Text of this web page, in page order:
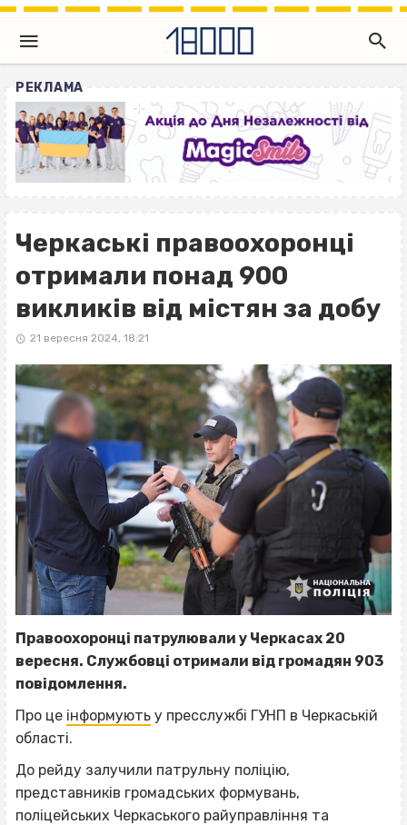
РЕКЛАМА
Черкаські правоохоронці
отримали понад 900
викликів від містян за добу
21 вересня 2024, 18:21
Правоохоронці патрулювали у Черкасах 20
вересня. Службовці отримали від громадян 903
повідомлення.
Про це інформують у пресслужбі ГУНП в Черкаській
області.
До рейду залучили патрульну поліцію,
представників громадських формувань,
поліцейських Черкаського райуправління та